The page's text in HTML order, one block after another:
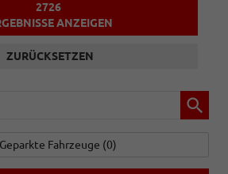
2726
ANZEIGEN
ZURÜCKSETZEN
Geparkte Fahrzeuge (0)